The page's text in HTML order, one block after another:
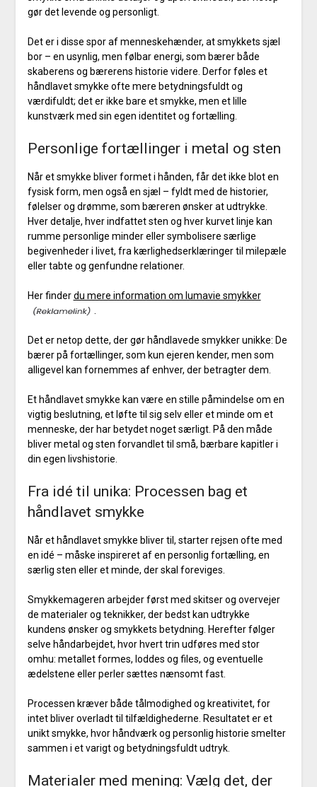
gør det levende og personligt.
Det er i disse spor af menneskehænder, at smykkets sjæl
bor – en usynlig, men følbar energi, som bærer både
skaberens og bærerens historie videre. Derfor føles et
håndlavet smykke ofte mere betydningsfuldt og
værdifuldt; det er ikke bare et smykke, men et lille
kunstværk med sin egen identitet og fortælling.
Personlige fortællinger i metal og sten
Når et smykke bliver formet i hånden, får det ikke blot en
fysisk form, men også en sjæl – fyldt med de historier,
følelser og drømme, som bæreren ønsker at udtrykke.
Hver detalje, hver indfattet sten og hver kurvet linje kan
rumme personlige minder eller symbolisere særlige
begivenheder i livet, fra kærlighedserklæringer til milepæle
eller tabte og genfundne relationer.
Her finderdu mere information om lumavie smykker
Det er netop dette, der gør håndlavede smykker unikke: De
bærer på fortællinger, som kun ejeren kender, men som
alligevel kan fornemmes af enhver, der betragter dem.
Et håndlavet smykke kan være en stille påmindelse om en
vigtig beslutning, et løfte til sig selv eller et minde om et
menneske, der har betydet noget særligt. På den måde
bliver metal og sten forvandlet til små, bærbare kapitler i
din egen livshistorie.
Fra idé til unika: Processen bag et
håndlavet smykke
Når et håndlavet smykke bliver til, starter rejsen ofte med
en idé – måske inspireret af en personlig fortælling, en
særlig sten eller et minde, der skal foreviges.
Smykkemageren arbejder først med skitser og overvejer
de materialer og teknikker, der bedst kan udtrykke
kundens ønsker og smykkets betydning. Herefter følger
selve håndarbejdet, hvor hvert trin udføres med stor
omhu: metallet formes, loddes og files, og eventuelle
ædelstene eller perler sættes nænsomt fast.
Processen kræver både tålmodighed og kreativitet, for
intet bliver overladt til tilfældighederne. Resultatet er et
unikt smykke, hvor håndværk og personlig historie smelter
sammen i et varigt og betydningsfuldt udtryk.
Materialer med mening: Vælg det, der